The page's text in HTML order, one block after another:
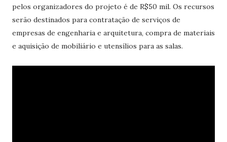
pelos organizadores do projeto é de R$50 mil. Os recursos
serão destinados para contratação de serviços de
empresas de engenharia e arquitetura, compra de materiais
e aquisição de mobiliário e utensílios para as salas.